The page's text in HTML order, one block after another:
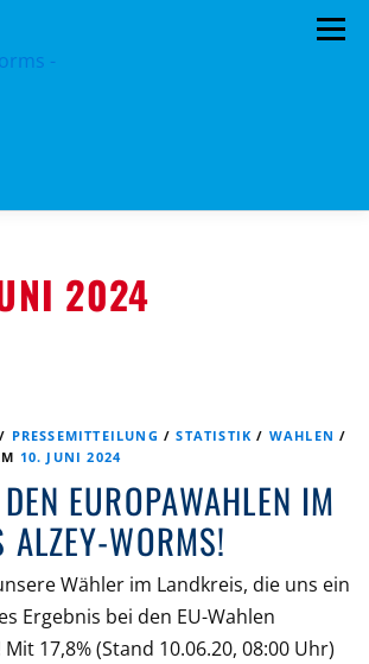
Menü
KONTAKT
2024
/ PRESSEMITTEILUNG /STATISTIK / WAHLEN /
10. JUNI 2024
EUROPAWAHLEN IM
ALZEY-WORMS!
Wähler im Landkreis, die uns ein
Ergebnis bei den EU-Wahlen
17,8% (Stand 10.06.20, 08:00 Uhr)